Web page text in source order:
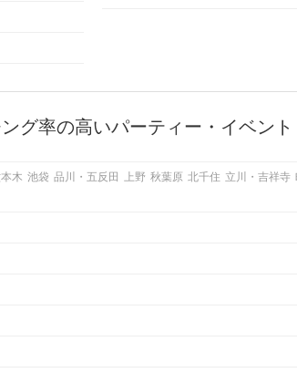
グ率の高いパーティー・イベント
木 池袋 品川・五反田 上野 秋葉原 北千住 立川・吉祥寺